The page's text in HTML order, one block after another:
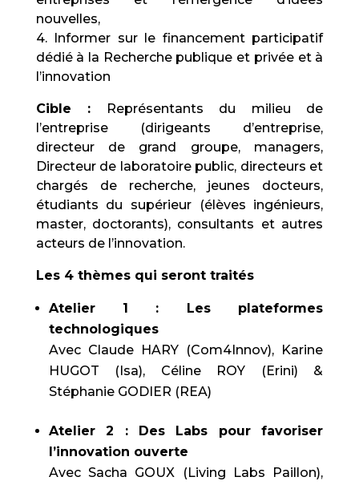
nouvelles,
4. Informer sur le financement participatif
dédié à la Recherche publique et privée et à
l’innovation
Cible : Représentants du milieu de
l’entreprise (dirigeants d’entreprise,
directeur de grand groupe, managers,
Directeur de laboratoire public, directeurs et
chargés de recherche, jeunes docteurs,
étudiants du supérieur (élèves ingénieurs,
master, doctorants), consultants et autres
acteurs de l’innovation.
Les 4 thèmes qui seront traités
Atelier 1 : Les plateformes
technologiques
Avec Claude HARY (Com4Innov), Karine
HUGOT (Isa), Céline ROY (Erini) &
Stéphanie GODIER (REA)
Atelier 2 : Des Labs pour favoriser
l’innovation ouverte
Avec Sacha GOUX (Living Labs Paillon),